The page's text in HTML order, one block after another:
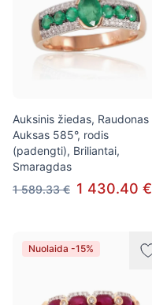
Auksinis žiedas, Raudonas
Auksas 585°, rodis
(padengti), Briliantai,
Smaragdas
1 589.33 € 1 430.40 €
Nuolaida -15%